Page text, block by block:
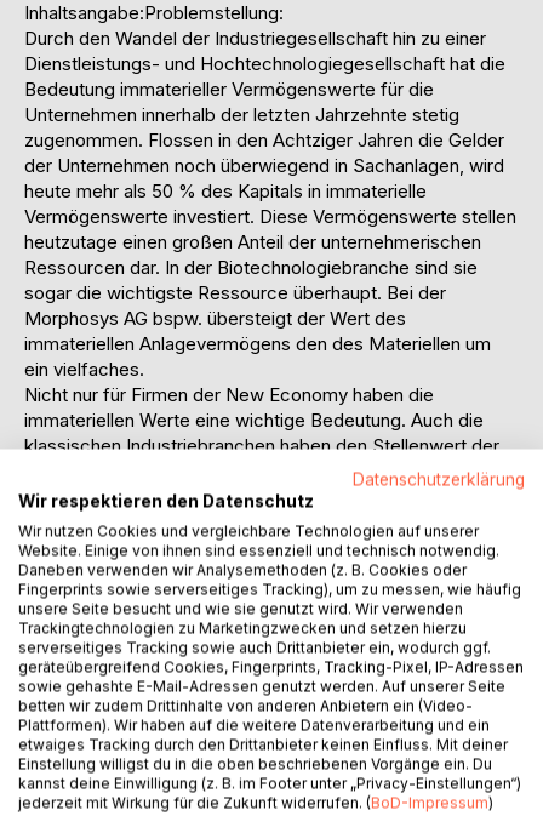
Inhaltsangabe:Problemstellung:
Durch den Wandel der Industriegesellschaft hin zu einer
Dienstleistungs- und Hochtechnologiegesellschaft hat die
Bedeutung immaterieller Vermögenswerte für die
Unternehmen innerhalb der letzten Jahrzehnte stetig
zugenommen. Flossen in den Achtziger Jahren die Gelder
der Unternehmen noch überwiegend in Sachanlagen, wird
heute mehr als 50 % des Kapitals in immaterielle
Vermögenswerte investiert. Diese Vermögenswerte stellen
heutzutage einen großen Anteil der unternehmerischen
Ressourcen dar. In der Biotechnologiebranche sind sie
sogar die wichtigste Ressource überhaupt. Bei der
Morphosys AG bspw. übersteigt der Wert des
immateriellen Anlagevermögens den des Materiellen um
ein vielfaches.
Nicht nur für Firmen der New Economy haben die
immateriellen Werte eine wichtige Bedeutung. Auch die
klassischen Industriebranchen haben den Stellenwert der
immateriellen Vermögenswerte erkannt. In Zeiten
gesättigter Märkte, weltweiten Wettbewerbs,
weitgehender Homogenisierung der Güter und kürzer
werdender Produktlebenszyklen, werden sie zu Indikatoren
des jetzigen und zukünftigen Unternehmenserfolges.
Einer dieser Faktoren ist die Fähigkeit der Unternehmung
seinen Kunden innovative und maßgeschneiderte
Lösungen anbieten zu können. Mit Forschung und
Entwicklung (F&E) legen die Unternehmen den Grundstein
für ihre Produkt- und Prozessinnovationen. Gleichzeitig
besteht aber auch ein enger Zusammenhang zwischen
F&E-Aktivitäten und der Entstehung immaterieller Güter.
Analog zur Bedeutung der immateriellen Vermögenswerte
sind auch die damit verbundenen F&E-Aufwendungen
Datenschutzerklärung
Wir respektieren den Datenschutz
Wir nutzen Cookies und vergleichbare Technologien auf unserer
Website. Einige von ihnen sind essenziell und technisch notwendig.
Daneben verwenden wir Analysemethoden (z. B. Cookies oder
Fingerprints sowie serverseitiges Tracking), um zu messen, wie häufig
unsere Seite besucht und wie sie genutzt wird. Wir verwenden
Trackingtechnologien zu Marketingzwecken und setzen hierzu
serverseitiges Tracking sowie auch Drittanbieter ein, wodurch ggf.
geräteübergreifend Cookies, Fingerprints, Tracking-Pixel, IP-Adressen
sowie gehashte E-Mail-Adressen genutzt werden. Auf unserer Seite
betten wir zudem Drittinhalte von anderen Anbietern ein (Video-
Plattformen). Wir haben auf die weitere Datenverarbeitung und ein
etwaiges Tracking durch den Drittanbieter keinen Einfluss. Mit deiner
Einstellung willigst du in die oben beschriebenen Vorgänge ein. Du
kannst deine Einwilligung (z. B. im Footer unter „Privacy-Einstellungen“)
jederzeit mit Wirkung für die Zukunft widerrufen. (BoD-Impressum)